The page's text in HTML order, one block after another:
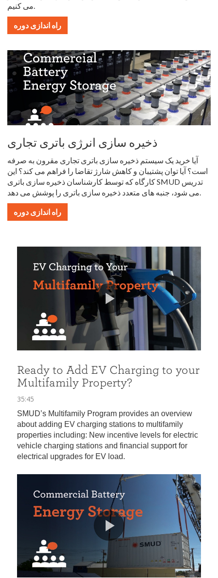
راه اندازی دوره
ذخیره سازی انرژی باتری تجاری
آیا خرید یک سیستم ذخیره سازی باتری تجاری مقرون به صرفه
است؟ آیا توان پشتیبان و کاهش شارژ تقاضا را فراهم می کند؟ این
کارگاه که توسط کارشناسان ذخیره سازی باتری SMUD تدریس
راه اندازی دوره